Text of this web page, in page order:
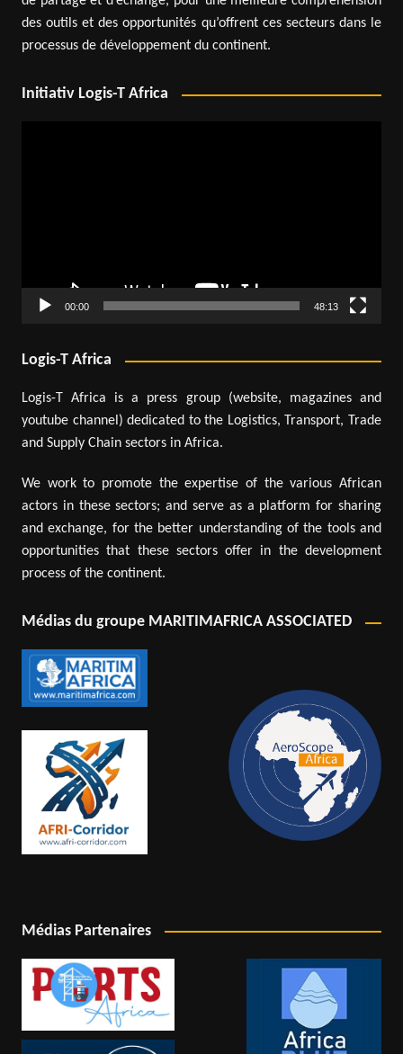
des outils et des opportunités qu’offrent ces secteurs dans le
processus de développement du continent.
Initiativ Logis-T Africa
00:00 48:13
Logis-T Africa
Logis-T Africa is a press group (website, magazines and
youtube channel) dedicated to the Logistics, Transport, Trade
and Supply Chain sectors in Africa.
We work to promote the expertise of the various African
actors in these sectors; and serve as a platform for sharing
and exchange, for the better understanding of the tools and
opportunities that these sectors offer in the development
process of the continent.
Médias du groupe MARITIMAFRICA ASSOCIATED
Médias Partenaires